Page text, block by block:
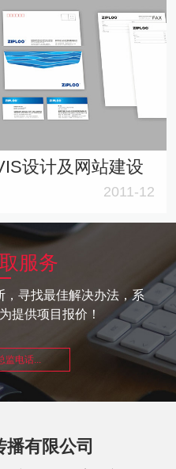
设计及网站建设
2011-12
服务
，寻找最佳解决办法，系
提供项目报价！
监电话...
有限公司